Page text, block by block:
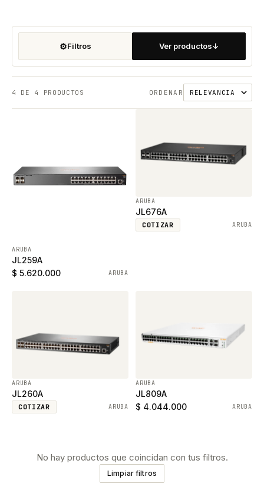
⚙Filtros Ver productos↓
4 DE 4 PRODUCTOS ORDENAR
ARUBA
JL259A
$ 5.620.000
ARUBA
ARUBA
JL676A
COTIZAR ARUBA
ARUBA
JL260A
COTIZAR ARUBA
ARUBA
JL809A
$ 4.044.000
ARUBA
No hay productos que coincidan con tus filtros.
Limpiar filtros